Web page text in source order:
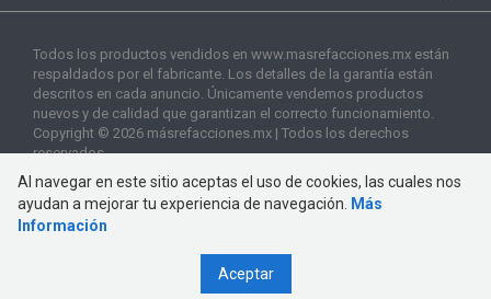
Todos los productos vendidos en www.masrefacciones.mx están
respaldados por el fabricante. Los detalles de la garantía están
descritos en cada anuncio. Únicamente vendemos productos
nuevos y de calidad que garantizan el correcto funcionamiento.
Copyright © 2026 másrefacciones.mx | Todos los derechos
reservados
Al navegar en este sitio aceptas el uso de cookies, las cuales nos
ayudan a mejorar tu experiencia de navegación.
Más
Información
Aceptar